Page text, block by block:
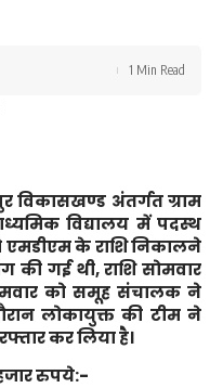
1 Min Read
विकासखण्ड अंतर्गत ग्राम
विद्यालय में पदस्थ
एमडीएम के राशि निकालने
की गई थी, राशि सोमवार
को समूह संचालक ने
लोकायुक्त की टीम ने
कर लिया है।
रुपये:-